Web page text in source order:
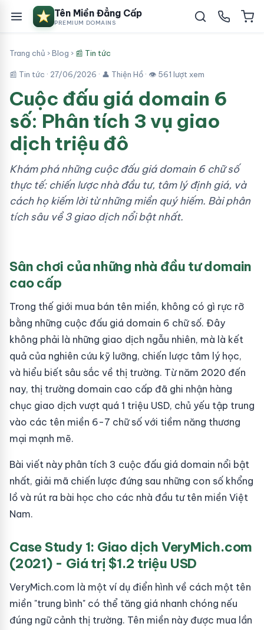
Tên Miền Đẳng Cấp
PREMIUM DOMAINS
Trang chủ ›Blog › 📰 Tin tức
📰 Tin tức · 27/06/2026 · 👤 Thiện Hồ · 👁 561 lượt xem
Cuộc đấu giá domain 6
số: Phân tích 3 vụ giao
dịch triệu đô
Khám phá những cuộc đấu giá domain 6 chữ số
thực tế: chiến lược nhà đầu tư, tâm lý định giá, và
cách họ kiếm lời từ những miền quý hiếm. Bài phân
tích sâu về 3 giao dịch nổi bật nhất.
Sân chơi của những nhà đầu tư domain
cao cấp
Trong thế giới mua bán tên miền, không có gì rực rỡ
bằng những cuộc đấu giá domain 6 chữ số. Đây
không phải là những giao dịch ngẫu nhiên, mà là kết
quả của nghiên cứu kỹ lưỡng, chiến lược tâm lý học,
và hiểu biết sâu sắc về thị trường. Từ năm 2020 đến
nay, thị trường domain cao cấp đã ghi nhận hàng
chục giao dịch vượt quá 1 triệu USD, chủ yếu tập trung
vào các tên miền 6-7 chữ số với tiềm năng thương
mại mạnh mẽ.
Bài viết này phân tích 3 cuộc đấu giá domain nổi bật
nhất, giải mã chiến lược đứng sau những con số khổng
lồ và rút ra bài học cho các nhà đầu tư tên miền Việt
Nam.
Case Study 1: Giao dịch VeryMich.com
(2021) - Giá trị $1.2 triệu USD
VeryMich.com là một ví dụ điển hình về cách một tên
miền "trung bình" có thể tăng giá nhanh chóng nếu
đúng ngữ cảnh thị trường. Tên miền này được mua lần